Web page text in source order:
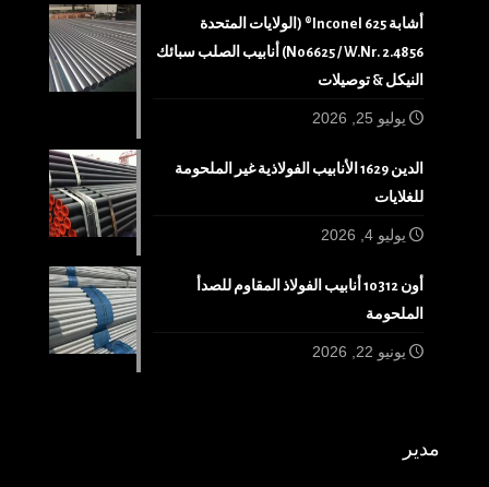
أشابة 625 Inconel® (الولايات المتحدة
N06625 / W.Nr. 2.4856) أنابيب الصلب سبائك
النيكل & توصيلات
يوليو 25, 2026
الدين 1629 الأنابيب الفولاذية غير الملحومة
للغلايات
يوليو 4, 2026
أون 10312 أنابيب الفولاذ المقاوم للصدأ
الملحومة
يونيو 22, 2026
مدير